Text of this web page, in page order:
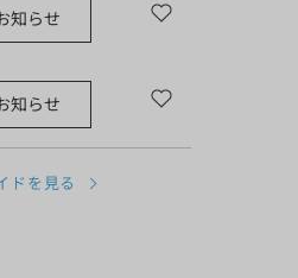
知らせ
知らせ
ドを見る